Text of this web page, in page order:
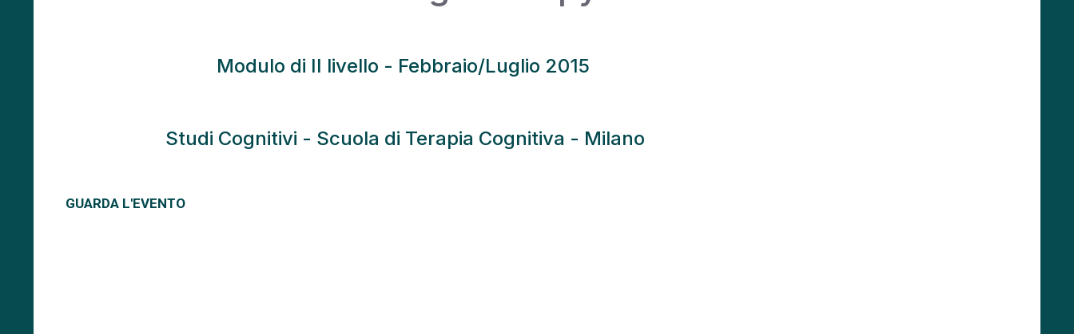
Modulo di II livello - Febbraio/Luglio 2015
Studi Cognitivi - Scuola di Terapia Cognitiva - Milano
GUARDA L'EVENTO